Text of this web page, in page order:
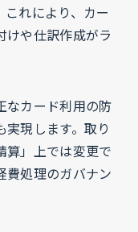
れにより、カー
けや仕訳作成がラ
なカード利用の防
現します。取り
算」上では変更で
費処理のガバナン